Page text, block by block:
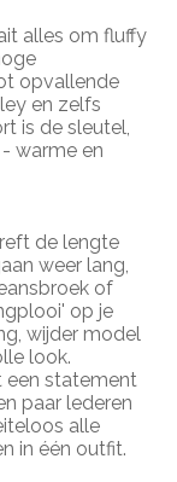
alles om fluffy
opvallende
en zelfs
is de sleutel,
warme en
de lengte
weer lang,
of
op je
wijder model
look.
een statement
paar lederen
alle
in één outfit.